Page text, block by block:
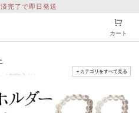
完了で即日発送
カート
刻印入り）
＋カテゴリをすべて見る